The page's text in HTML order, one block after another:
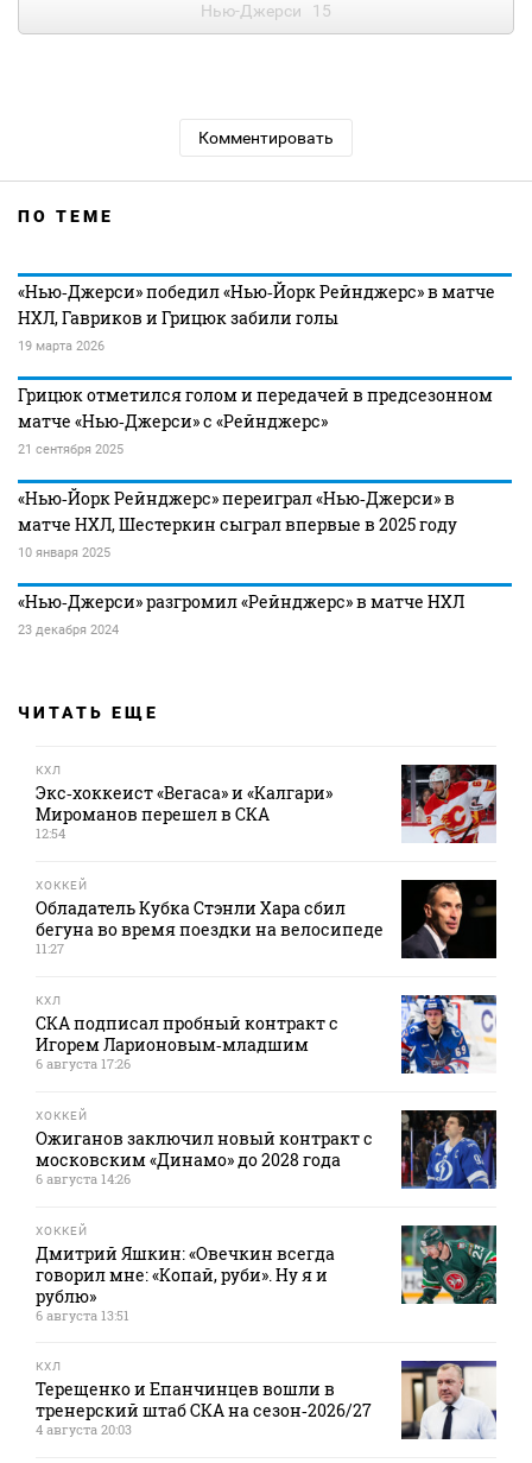
Нью-Джерси 15
Комментировать
ПО ТЕМЕ
«Нью‑Джерси» победил «Нью‑Йорк Рейнджерс» в матче
НХЛ, Гавриков и Грицюк забили голы
19 марта 2026
Грицюк отметился голом и передачей в предсезонном
матче «Нью‑Джерси» с «Рейнджерс»
21 сентября 2025
«Нью‑Йорк Рейнджерс» переиграл «Нью‑Джерси» в
матче НХЛ, Шестеркин сыграл впервые в 2025 году
10 января 2025
«Нью‑Джерси» разгромил «Рейнджерс» в матче НХЛ
23 декабря 2024
ЧИТАТЬ ЕЩЕ
КХЛ
Экс‑хоккеист «Вегаса» и «Калгари»
Мироманов перешел в СКА
12:54
ХОККЕЙ
Обладатель Кубка Стэнли Хара сбил
бегуна во время поездки на велосипеде
11:27
КХЛ
СКА подписал пробный контракт с
Игорем Ларионовым‑младшим
6 августа 17:26
ХОККЕЙ
Ожиганов заключил новый контракт с
московским «Динамо» до 2028 года
6 августа 14:26
ХОККЕЙ
Дмитрий Яшкин: «Овечкин всегда
говорил мне: «Копай, руби». Ну я и
рублю»
6 августа 13:51
КХЛ
Терещенко и Епанчинцев вошли в
тренерский штаб СКА на сезон‑2026/27
4 августа 20:03